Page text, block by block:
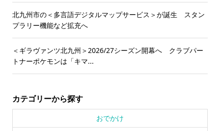
北九州市の＜多言語デジタルマップサービス＞が誕生 スタン
プラリー機能など拡充へ
＜ギラヴァンツ北九州＞2026/27シーズン開幕へ クラブパー
トナーポケモンは「キマ...
カテゴリーから探す
おでかけ